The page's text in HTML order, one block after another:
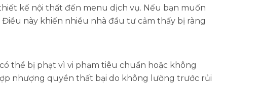
kế nội thất đến menu dịch vụ. Nếu bạn muốn
này khiến nhiều nhà đầu tư cảm thấy bị ràng
thể bị phạt vì vi phạm tiêu chuẩn hoặc không
nhượng quyền thất bại do không lường trước rủi